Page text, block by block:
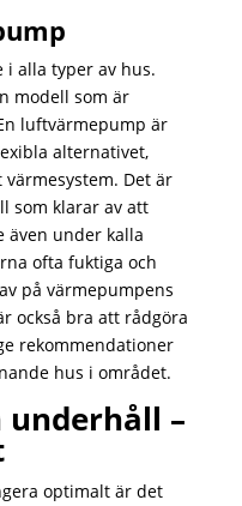
i alla typer av hus.
modell som är
luftvärmepump är
alternativet,
Det är
som klarar av att
även under kalla
ofta fuktiga och
på värmepumpens
också bra att rådgöra
rekommendationer
hus i området.
–
optimalt är det